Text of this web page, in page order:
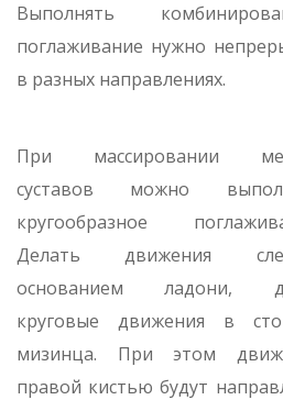
Выполнять
поглаживание нужно
в разных направлениях.
При массировании
суставов можно
кругообразное
Делать движения
основанием ладони,
круговые движения в
мизинца. При этом
правой кистью будут